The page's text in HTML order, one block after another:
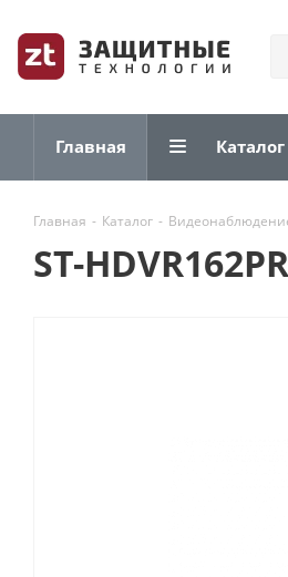
Главная Каталог
Главная - Каталог -
ST-